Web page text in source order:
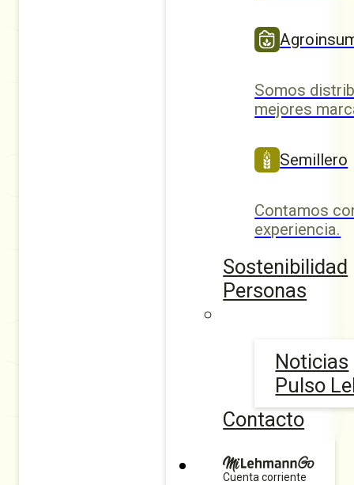
Somos
mejores
Semillero
Contamos
experiencia.
Sostenibilidad
Personas
Noticias
Pulso
Contacto
Cuenta corriente